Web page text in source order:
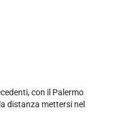
con il Palermo
distanza mettersi nel